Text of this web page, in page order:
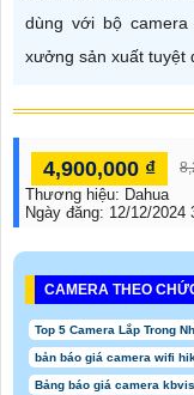
dùng với bộ
xưởng sản xuất tuyệt
4,900,000 ₫
Thương hiệu: Dahua
Ngày đăng: 12/12/2024
CAMERA THEO
Top 5 Camera Lắp Trong
bản báo giá camera wifi
Bảng báo giá camera